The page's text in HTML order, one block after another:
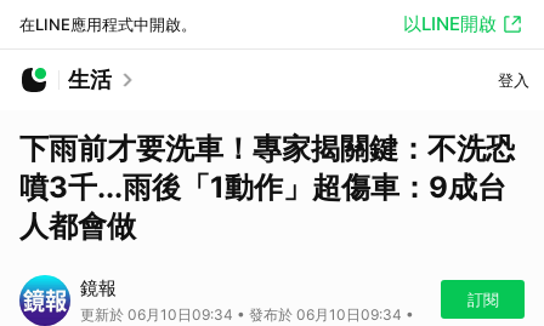
在LINE應用程式中開啟。 以LINE開啟
生活 登入
下雨前才要洗車！專家揭關鍵：不洗恐
噴3千...雨後「1動作」超傷車：9成台
人都會做
鏡報
更新於 06月10日09:34 • 發布於 06月10日09:34 •
訂閱